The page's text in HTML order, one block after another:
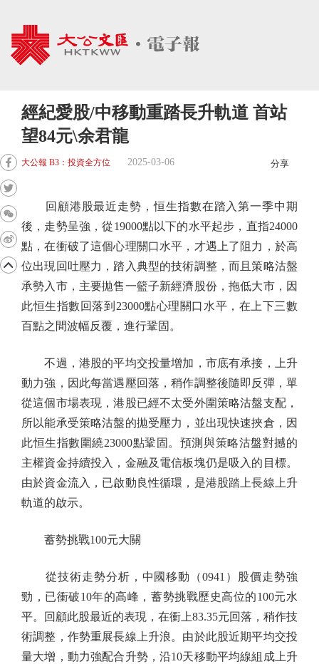
經紀愛股/中移動重踏長升軌道 首站
望84元\余君龍
大公報 B3：投資全方位 2025-03-06 分享
回顧港股最近走勢，恒生指數在踏入第一季中期
後，走勢呈強，從19000點以下的水平起步，直指24000
點，在衝破了這個心理關口水平，才遇上了阻力，於高
位出現回吐壓力，踏入典型的技術調整，而且策略沽盤
承勢入市，主要拋售一籃子新經濟股份，拖低大市，因
此恒生指數回落到23000點心理關口水平，在上下三數
百點之間波幅反覆，進行鞏固。
不過，港股的平均交投量增加，市底有承接，上升
動力強，因此每當遇壓回落，稍作調整後隨即反彈，單
從這個市場表現，港股已經不太受外圍策略沽盤支配，
所以能承受策略沽盤的拋受壓力，並出現快速挾倉，因
此恒生指數圍繞23000點鞏固。預測與策略沽盤對撼的
主權資金持續投入，金融及電信板塊仍是吸入的目標。
由於資金流入，已啟動良性循環，是港股踏上長線上升
軌道的啟示。
蓄勢挑戰100元大關
從技術走勢分析，中國移動（0941）股價走勢強
勁，已衝破10年的高峰，蓄勢挑戰歷史高位的100元水
平。回顧此股最近的表現，在衝上83.35元回落，稍作技
術調整，作勢重展長線上升浪。由於此股近期平均交投
量大增，動力強配合升勢，沿10天移動平均線組成上升